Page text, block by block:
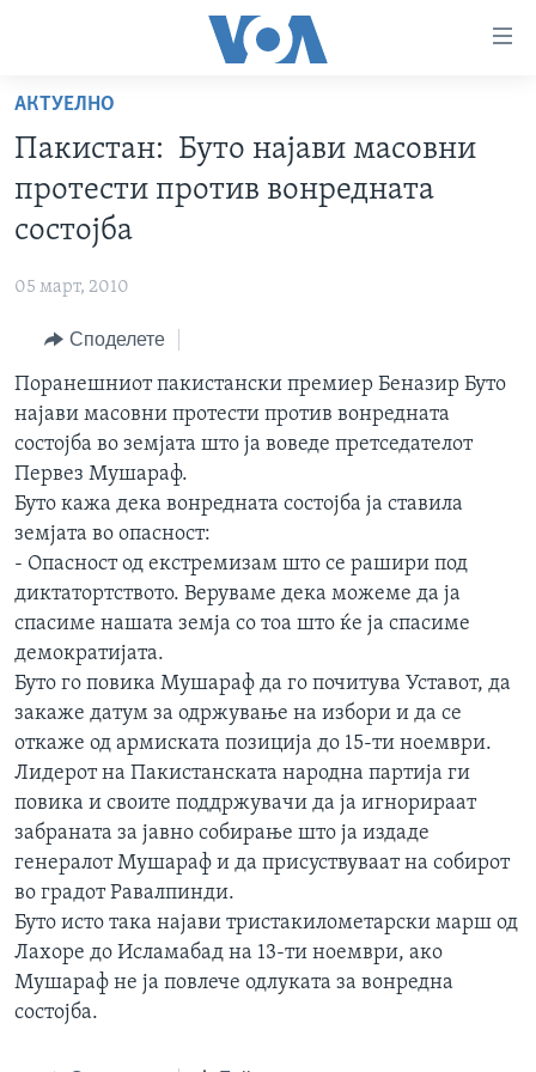
пристапност
Премини
на
главната
содржина
до
навигација
Пребарувај
СВЕТ
ЕКОНОМИЈА
ПОЛИТИКА
ЗДРАВЈЕ
НАУКА
УМЕТНОСТ И ЗАБАВА
ИНТЕРВЈУА
ФОТОГАЛЕРИИ
АРХИВИРАНА ПРОГРАМА
NEWSFLASH - АРХИВА
ВЕСТИ ОД САД ВО МИНУТА - АРХИВА
ИЗБОРИ ВО САД 2020 - АРХИВА
ЗА НАС
Learning English
НАКУСО...
АКТУЕЛНО
Пакистан: Буто најави масовни
протести против вонредната
состојба
05 март, 2010
Споделете
Поранешниот пакистански премиер Беназир Буто
најави масовни протести против вонредната
состојба во земјата што ја воведе претседателот
Первез Мушараф.
Буто кажа дека вонредната состојба ја ставила
земјата во опасност:
- Опасност од екстремизам што се рашири под
диктатортството. Веруваме дека можеме да ја
спасиме нашата земја со тоа што ќе ја спасиме
демократијата.
Буто го повика Мушараф да го почитува Уставот, да
закаже датум за одржување на избори и да се
откаже од армиската позиција до 15-ти ноември.
Лидерот на Пакистанската народна партија ги
повика и своите поддржувачи да ја игнорираат
забраната за јавно собирање што ја издаде
генералот Мушараф и да присуствуваат на собирот
во градот Равалпинди.
Буто исто така најави тристакилометарски марш од
Лахоре до Исламабад на 13-ти ноември, ако
Мушараф не ја повлече одлуката за вонредна
состојба.